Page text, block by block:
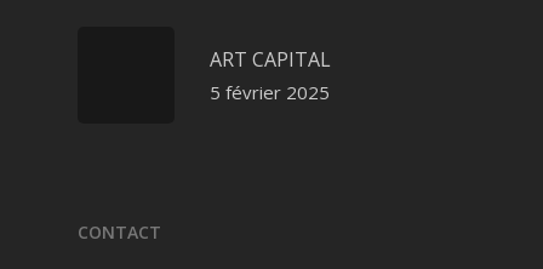
ART CAPITAL
5 février 2025
CONTACT